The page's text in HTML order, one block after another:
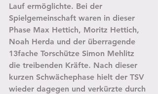
Lauf ermöglichte. Bei der
Spielgemeinschaft waren in dieser
Phase Max Hettich, Moritz Hettich,
Noah Herda und der überragende
13fache Torschütze Simon Mehlitz
die treibenden Kräfte. Nach dieser
kurzen Schwächephase hielt der TSV
wieder dagegen und verkürzte durch